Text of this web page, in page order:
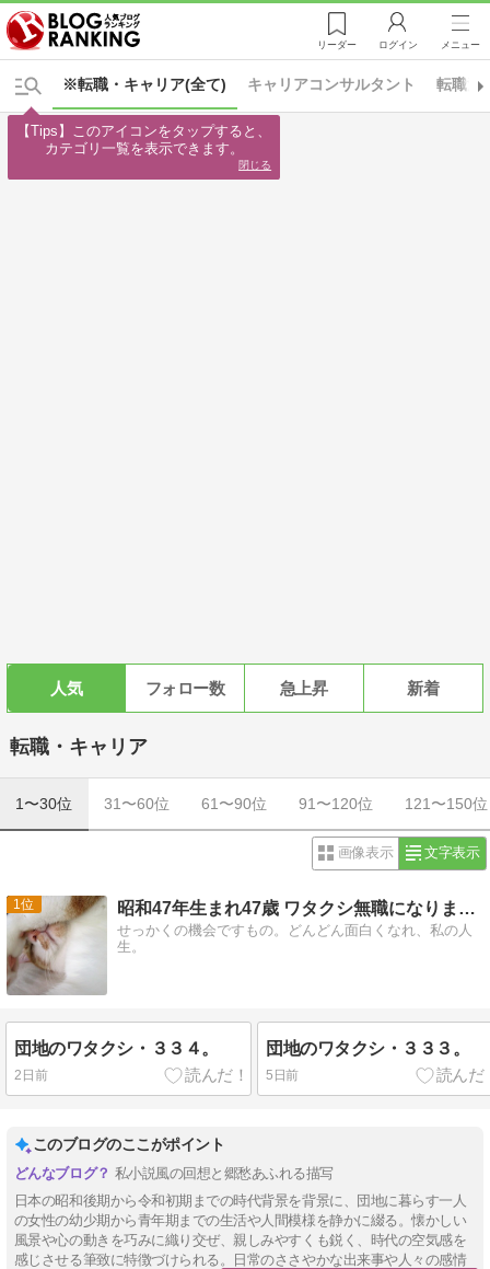
リーダー ログイン メニュー
※転職・キャリア(全て) キャリアコンサルタント 転職活
人気 フォロー数 急上昇 新着
転職・キャリア
1〜30位 31〜60位 61〜90位 91〜120位 121〜150位
画像表示 文字表示
1 昭和47年生まれ47歳 ワタクシ無職になりました。
せっかくの機会ですもの。どんどん面白くなれ、私の人
生。
団地のワタクシ・３３４。
2日前
団地のワタクシ・３３３。
5日前
このブログのここがポイント
私小説風の回想と郷愁あふれる描写
日本の昭和後期から令和初期までの時代背景を背景に、団地に暮らす一人
の女性の幼少期から青年期までの生活や人間模様を静かに綴る。懐かしい
風景や心の動きを巧みに織り交ぜ、親しみやすくも鋭く、時代の空気感を
感じさせる筆致に特徴づけられる。日常のささやかな出来事や人々の感情
【Tips】このアイコンをタップすると、
カテゴリ一覧を表示できます。
閉じる